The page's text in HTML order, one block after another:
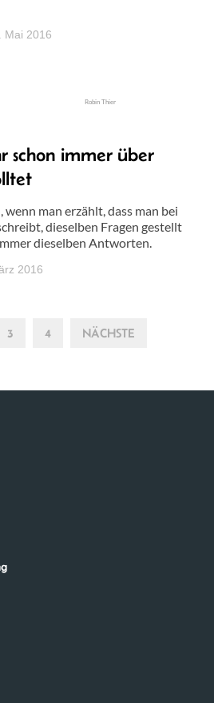
Mai 2016
Robin Thier
schon immer über
wenn man erzählt, dass man bei
dieselben Fragen gestellt
dieselben Antworten.
2016
3 4 NÄCHSTE